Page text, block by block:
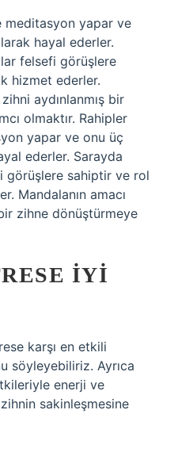
meditasyon yapar ve
hayal ederler.
felsefi görüşlere
hizmet ederler.
aydınlanmış bir
olmaktır. Rahipler
yapar ve onu üç
ederler. Sarayda
görüşlere sahiptir ve rol
Mandalanın amacı
zihne dönüştürmeye
IYI
karşı en etkili
söyleyebiliriz. Ayrıca
enerji ve
sakinleşmesine